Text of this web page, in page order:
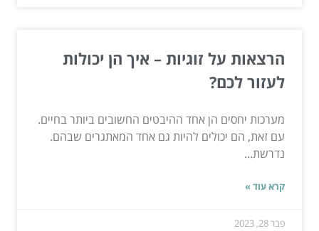
הרצאות על זוגיות – איך הן יכולות
לעזור לכם?
מערכות יחסים הן אחד ההיבטים החשובים ביותר בחיים.
עם זאת, הם יכולים להיות גם אחד המאתגרים שבהם.
נדרשת...
קרא עוד »
פבר 28, 2023